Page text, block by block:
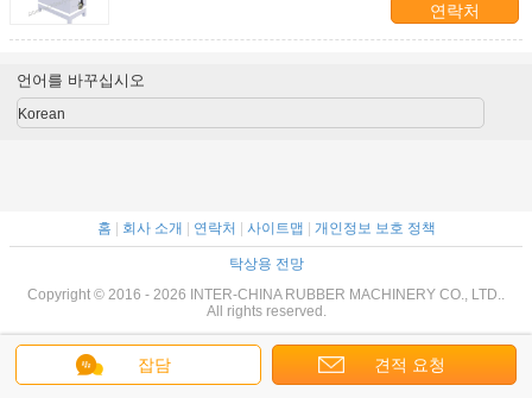
연락처
잡담 견적 요청
언어를 바꾸십시오
Korean
홈 회사 소개 연락처 사이트맵 개인정보 보호 정책
탁상용 전망
Copyright © 2016 - 2026 INTER-CHINA RUBBER MACHINERY CO., LTD..
All rights reserved.